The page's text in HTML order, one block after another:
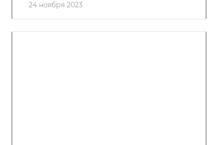
24 ноября 2023